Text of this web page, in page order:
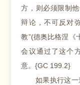
方，则必须限制
辩论，不可反对
教”(德奥比格涅《
会议通过了这个
意。{GC 199.2}
如果执行这一